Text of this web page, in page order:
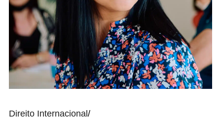
Direito Internacional /